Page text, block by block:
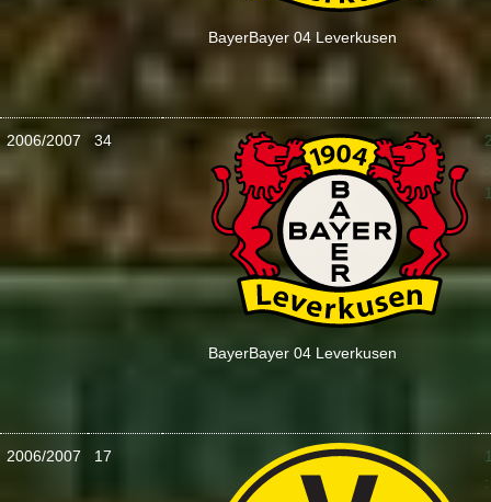
BayerBayer 04 Leverkusen
2006/2007 34
BayerBayer 04 Leverkusen
:
2006/2007 17
: